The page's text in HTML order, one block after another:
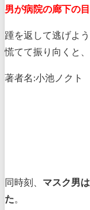
男が病院の廊下の
踵を返して逃げよ
慌てて振り向くと
著者名:小池ノクト
同時刻、 マスク男
た。